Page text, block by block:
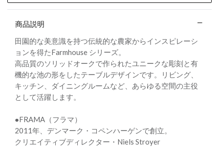
商品説明
田園的な美意識を持つ伝統的な農家からインスピレーシ
ョンを得たFarmhouse シリーズ。
高品質のソリッドオークで作られたユニークな彫刻と有
機的な池の形をしたテーブルデザインです。リビング、
キッチン、ダイニングルームなど、あらゆる空間の主役
として活躍します。
●FRAMA（フラマ）
2011年、デンマーク・コペンハーゲンで創立。
クリエイティブディレクター・Niels Stroyer